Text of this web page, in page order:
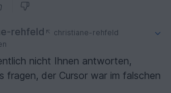
rehfeld
christiane-rehfeld
nicht Ihnen antworten,
fragen, der Cursor war im falschen